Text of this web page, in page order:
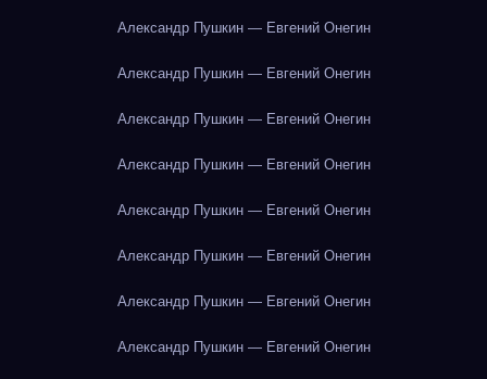
Александр Пушкин — Евгений Онегин
Александр Пушкин — Евгений Онегин
Александр Пушкин — Евгений Онегин
Александр Пушкин — Евгений Онегин
Александр Пушкин — Евгений Онегин
Александр Пушкин — Евгений Онегин
Александр Пушкин — Евгений Онегин
Александр Пушкин — Евгений Онегин